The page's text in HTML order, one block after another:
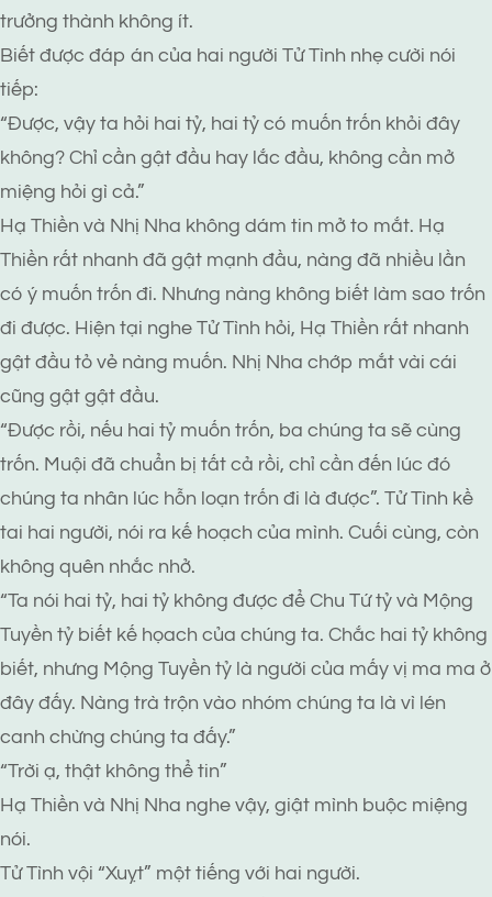
trưởng thành không ít.
Biết được đáp án của hai người Tử Tình nhẹ cười nói
tiếp:
“Được, vậy ta hỏi hai tỷ, hai tỷ có muốn trốn khỏi đây
không? Chỉ cần gật đầu hay lắc đầu, không cần mở
miệng hỏi gì cả.”
Hạ Thiền và Nhị Nha không dám tin mở to mắt. Hạ
Thiền rất nhanh đã gật mạnh đầu, nàng đã nhiều lần
có ý muốn trốn đi. Nhưng nàng không biết làm sao trốn
đi được. Hiện tại nghe Tử Tình hỏi, Hạ Thiền rất nhanh
gật đầu tỏ vẻ nàng muốn. Nhị Nha chớp mắt vài cái
cũng gật gật đầu.
“Được rồi, nếu hai tỷ muốn trốn, ba chúng ta sẽ cùng
trốn. Muội đã chuẩn bị tất cả rồi, chỉ cần đến lúc đó
chúng ta nhân lúc hỗn loạn trốn đi là được”. Tử Tình kề
tai hai người, nói ra kế hoạch của mình. Cuối cùng, còn
không quên nhắc nhở.
“Ta nói hai tỷ, hai tỷ không được để Chu Tứ tỷ và Mộng
Tuyền tỷ biết kế họach của chúng ta. Chắc hai tỷ không
biết, nhưng Mộng Tuyền tỷ là người của mấy vị ma ma ở
đây đấy. Nàng trà trộn vào nhóm chúng ta là vì lén
canh chừng chúng ta đấy.”
“Trời ạ, thật không thể tin”
Hạ Thiền và Nhị Nha nghe vậy, giật mình buộc miệng
nói.
Tử Tình vội “Xuỵt” một tiếng với hai người.